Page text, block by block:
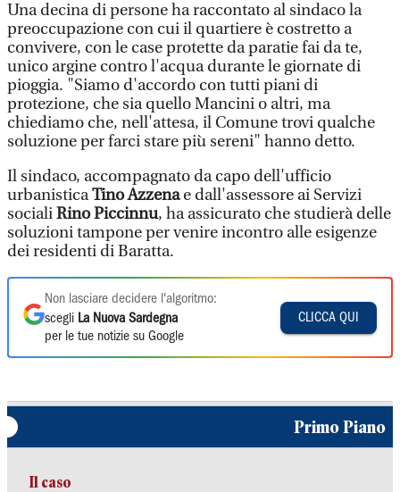
Una decina di persone ha raccontato al sindaco la
preoccupazione con cui il quartiere è costretto a
convivere, con le case protette da paratie fai da te,
unico argine contro l'acqua durante le giornate di
pioggia. "Siamo d'accordo con tutti piani di
protezione, che sia quello Mancini o altri, ma
chiediamo che, nell'attesa, il Comune trovi qualche
soluzione per farci stare più sereni" hanno detto.
Il sindaco, accompagnato da capo dell'ufficio
urbanisticaTino Azzenae dall'assessore ai Servizi
socialiRino Piccinnu, ha assicurato che studierà delle
soluzioni tampone per venire incontro alle esigenze
dei residenti di Baratta.
Non lasciare decidere l'algoritmo:
scegli La Nuova Sardegna
per le tue notizie su Google
CLICCA QUI
Primo Piano
Il caso